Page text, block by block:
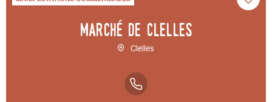
Marché de Clelles
Clelles